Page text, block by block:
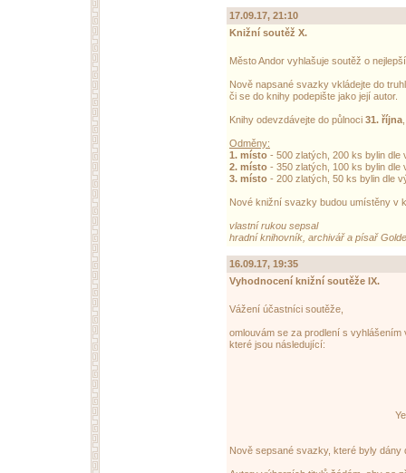
17.09.17, 21:10
Knižní soutěž X.
Město Andor vyhlašuje soutěž o
Nově napsané svazky vkládejte do
či se do knihy podepište jako její autor.
Knihy odevzdávejte do půlnoci 31. října
Odměny:
1. místo - 500 zlatých, 200 ks bylin dle
2. místo - 350 zlatých, 100 ks bylin dle
3. místo - 200 zlatých, 50 ks bylin dle
Nové knižní svazky budou umístěny v
vlastní rukou sepsal
hradní knihovník, archivář a písař
16.09.17, 19:35
Vyhodnocení knižní soutěže IX.
Vážení účastníci soutěže,
omlouvám se za prodlení s
které jsou následující:
Nově sepsané svazky, které byly dány